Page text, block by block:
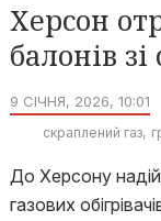
Херсон
балонів
9 СІЧНЯ, 2026, 10:01
скраплений газ
До Херсону
газових